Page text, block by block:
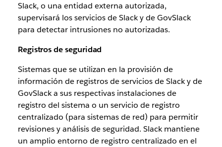
Slack, o una entidad externa autorizada,
supervisará los servicios de Slack y de GovSlack
para detectar intrusiones no autorizadas.
Registros de seguridad
Sistemas que se utilizan en la provisión de
información de registros de servicios de Slack y de
GovSlack a sus respectivas instalaciones de
registro del sistema o un servicio de registro
centralizado (para sistemas de red) para permitir
revisiones y análisis de seguridad. Slack mantiene
un amplio entorno de registro centralizado en el